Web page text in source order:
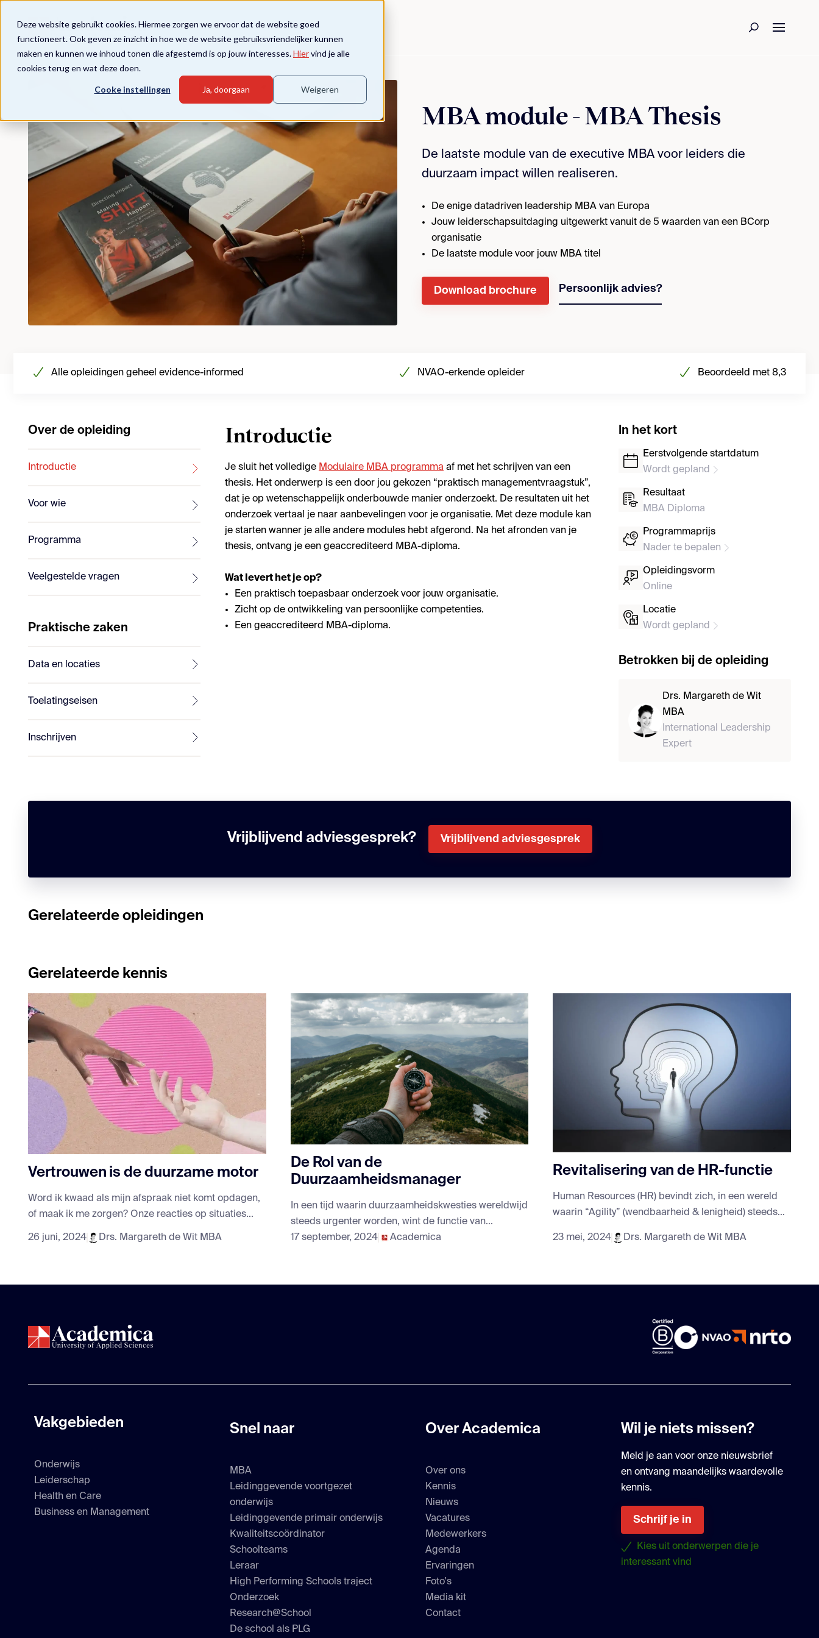
Deze website gebruikt cookies. Hiermee zorgen we ervoor dat de website goed
functioneert. Ook geven ze inzicht in hoe we de website gebruiksvriendelijker kunnen
maken en kunnen we inhoud tonen die afgestemd is op jouw interesses.Hiervind je alle
cookies terug en wat deze doen.
Cooke instellingen Ja, doorgaan Weigeren
MBA module - MBA Thesis
De laatste module van de executive MBA voor leiders die
duurzaam impact willen realiseren.
De enige datadriven leadership MBA van Europa
Jouw leiderschapsuitdaging uitgewerkt vanuit de 5 waarden van een BCorp
organisatie
De laatste module voor jouw MBA titel
Download brochure Persoonlijk advies?
Alle opleidingen geheel evidence-informed NVAO-erkende opleider Beoordeeld met 8,3
Over de opleiding
Introductie
Voor wie
Programma
Veelgestelde vragen
Praktische zaken
Data en locaties
Toelatingseisen
Inschrijven
Introductie
Je sluit het volledige Modulaire MBA programma af met het schrijven van een
thesis. Het onderwerp is een door jou gekozen “praktisch managementvraagstuk”,
dat je op wetenschappelijk onderbouwde manier onderzoekt. De resultaten uit het
onderzoek vertaal je naar aanbevelingen voor je organisatie. Met deze module kan
je starten wanner je alle andere modules hebt afgerond. Na het afronden van je
thesis, ontvang je een geaccrediteerd MBA-diploma.
Wat levert het je op?
Een praktisch toepasbaar onderzoek voor jouw organisatie.
Zicht op de ontwikkeling van persoonlijke competenties.
Een geaccrediteerd MBA-diploma.
In het kort
Eerstvolgende startdatum
Wordt gepland
Resultaat
MBA Diploma
Programmaprijs
Nader te bepalen
Opleidingsvorm
Online
Locatie
Wordt gepland
Betrokken bij de opleiding
Drs. Margareth de Wit
MBA
International Leadership
Expert
Vrijblijvend adviesgesprek? Vrijblijvend adviesgesprek
Gerelateerde opleidingen
Gerelateerde kennis
Vertrouwen is de duurzame motor
Word ik kwaad als mijn afspraak niet komt opdagen,
of maak ik me zorgen? Onze reacties op situaties...
26 juni, 2024 Drs. Margareth de Wit MBA
De Rol van de
Duurzaamheidsmanager
In een tijd waarin duurzaamheidskwesties wereldwijd
steeds urgenter worden, wint de functie van...
17 september, 2024
Academica
Revitalisering van de HR-functie
Human Resources (HR) bevindt zich, in een wereld
waarin “Agility” (wendbaarheid & lenigheid) steeds...
23 mei, 2024 Drs. Margareth de Wit MBA
Vakgebieden
Onderwijs
Leiderschap
Health en Care
Business en Management
Snel naar
MBA
Leidinggevende voortgezet
onderwijs
Leidinggevende primair onderwijs
Kwaliteitscoördinator
Schoolteams
Leraar
High Performing Schools traject
Onderzoek
Research@School
De school als PLG
Over Academica
Over ons
Kennis
Nieuws
Vacatures
Medewerkers
Agenda
Ervaringen
Foto's
Media kit
Contact
Wil je niets missen?
Meld je aan voor onze nieuwsbrief
en ontvang maandelijks waardevolle
kennis.
Schrijf je in
Kies uit onderwerpen die je
interessant vind